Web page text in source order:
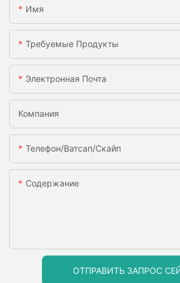
Имя
Требуемые Продукты
Электронная Почта
Компания
Телефон/ватсап/скайп
Содержание
ОТПРАВИТЬ ЗАПРОС